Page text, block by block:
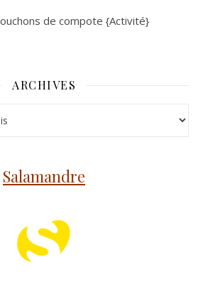
de compote {Activité}
ARCHIVES
Salamandre